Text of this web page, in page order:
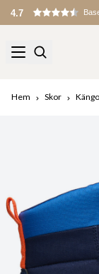
Tullar och avgifter
Hem Skor